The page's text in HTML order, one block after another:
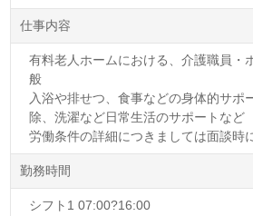
仕事内容
有料老人ホームにおける、介護職員・
般
入浴や排せつ、食事などの身体的サポ
除、洗濯など日常生活のサポートなど
労働条件の詳細につきましては面談時
勤務時間
シフト1 07:00?16:00